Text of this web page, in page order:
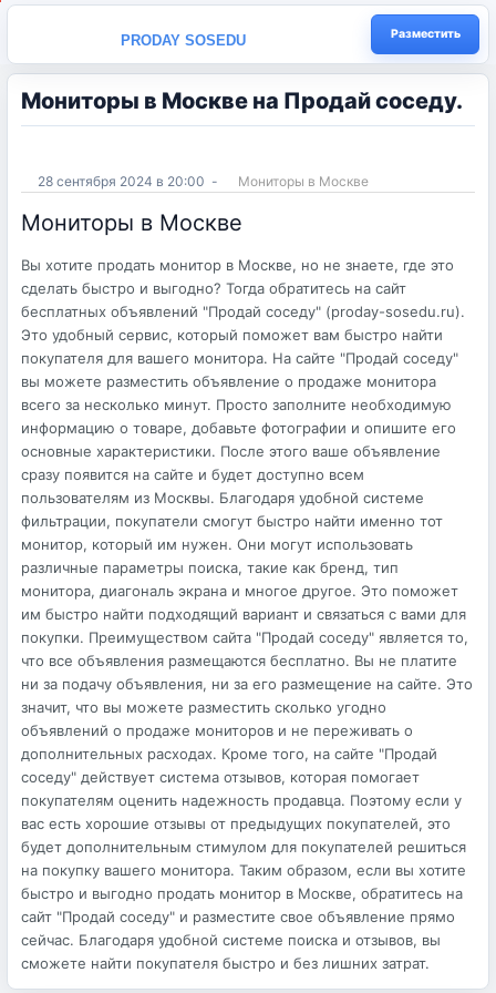
PRODAY SOSEDU Разместить
Мониторы в Москве на Продай соседу.
28 сентября 2024 в 20:00 - Мониторы в Москве
Мониторы в Москве
Вы хотите продать монитор в Москве, но не знаете, где это
сделать быстро и выгодно? Тогда обратитесь на сайт
бесплатных объявлений "Продай соседу" (proday-sosedu.ru).
Это удобный сервис, который поможет вам быстро найти
покупателя для вашего монитора. На сайте "Продай соседу"
вы можете разместить объявление о продаже монитора
всего за несколько минут. Просто заполните необходимую
информацию о товаре, добавьте фотографии и опишите его
основные характеристики. После этого ваше объявление
сразу появится на сайте и будет доступно всем
пользователям из Москвы. Благодаря удобной системе
фильтрации, покупатели смогут быстро найти именно тот
монитор, который им нужен. Они могут использовать
различные параметры поиска, такие как бренд, тип
монитора, диагональ экрана и многое другое. Это поможет
им быстро найти подходящий вариант и связаться с вами для
покупки. Преимуществом сайта "Продай соседу" является то,
что все объявления размещаются бесплатно. Вы не платите
ни за подачу объявления, ни за его размещение на сайте. Это
значит, что вы можете разместить сколько угодно
объявлений о продаже мониторов и не переживать о
дополнительных расходах. Кроме того, на сайте "Продай
соседу" действует система отзывов, которая помогает
покупателям оценить надежность продавца. Поэтому если у
вас есть хорошие отзывы от предыдущих покупателей, это
будет дополнительным стимулом для покупателей решиться
на покупку вашего монитора. Таким образом, если вы хотите
быстро и выгодно продать монитор в Москве, обратитесь на
сайт "Продай соседу" и разместите свое объявление прямо
сейчас. Благодаря удобной системе поиска и отзывов, вы
сможете найти покупателя быстро и без лишних затрат.